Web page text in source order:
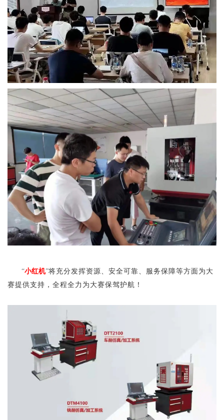
“小红机”将充分发挥资源、安全可靠、服务保障等方面为大
赛提供支持，全程全力为大赛保驾护航！